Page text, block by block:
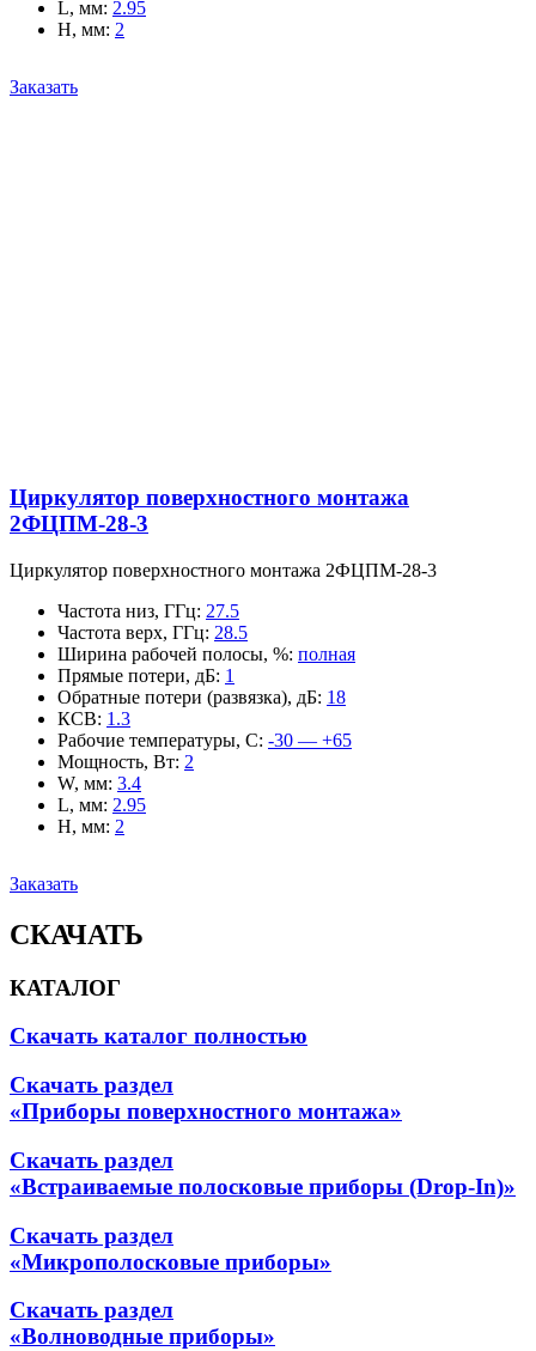
L, мм: 2.95
H, мм: 2
Заказать
Циркулятор поверхностного монтажа
2ФЦПМ-28-3
Циркулятор поверхностного монтажа 2ФЦПМ-28-3
Частота низ, ГГц: 27.5
Частота верх, ГГц: 28.5
Ширина рабочей полосы, %: полная
Прямые потери, дБ: 1
Обратные потери (развязка), дБ: 18
КСВ: 1.3
Рабочие температуры, С: -30 — +65
Мощность, Вт: 2
W, мм: 3.4
L, мм: 2.95
H, мм: 2
Заказать
СКАЧАТЬ
КАТАЛОГ
Скачать каталог полностью
Скачать раздел
«Приборы поверхностного монтажа»
Скачать раздел
«Встраиваемые полосковые приборы (Drop-In)»
Скачать раздел
«Микрополосковые приборы»
Скачать раздел
«Волноводные приборы»